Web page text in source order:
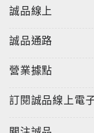
誠品線上
誠品通路
營業據點
訂閱誠品線上電